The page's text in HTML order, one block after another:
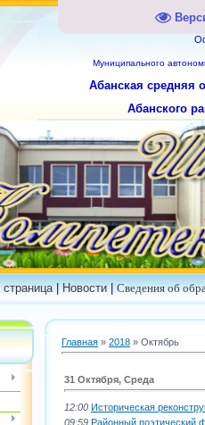
Муниципального
Абанская средняя
Абанского
|Новости|Сведения об
Главная » 2018 » Октябрь
31 Октября, Среда
12:00 Историческая
09:59 Районный поэтический